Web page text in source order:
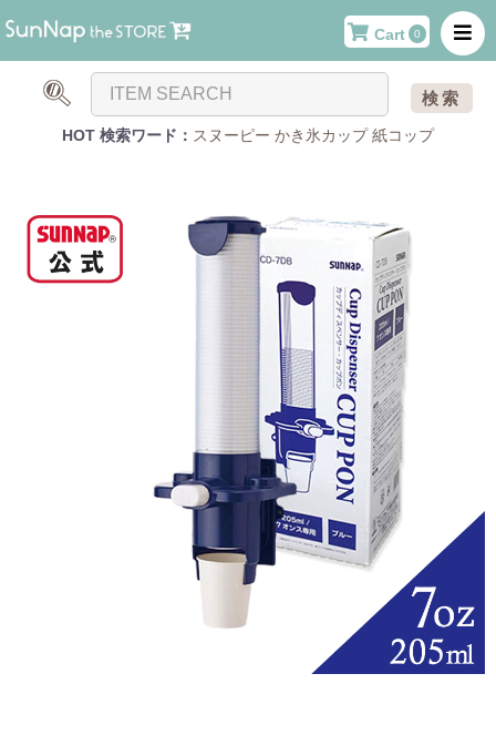
Cart 0
検索
HOT 検索ワード： スヌーピー かき氷カップ 紙コップ